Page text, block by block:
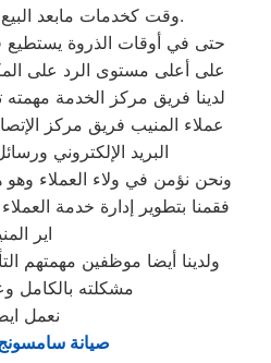
وقت كخدمات مابعد البيع والمبيعات والشكاوي.
حتى في أوقات الذروة يستطيع
على أعلى مستوى الرد على
لدينا فريق مركز الخدمة
عملاء المنيب فريق مركز
البريد الإلكتروني
ونحن نؤمن في ولاء العملاء وهو
فقمنا بتطوير إدارة خدمة
اير
ولدينا أيضا موظفين مهمتهم
مشكلته بالكامل
نعمل
صيانة